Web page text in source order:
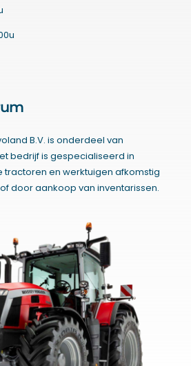
B.V. is onderdeel van
bedrijf is gespecialiseerd in
tractoren en werktuigen afkomstig
door aankoop van inventarissen.